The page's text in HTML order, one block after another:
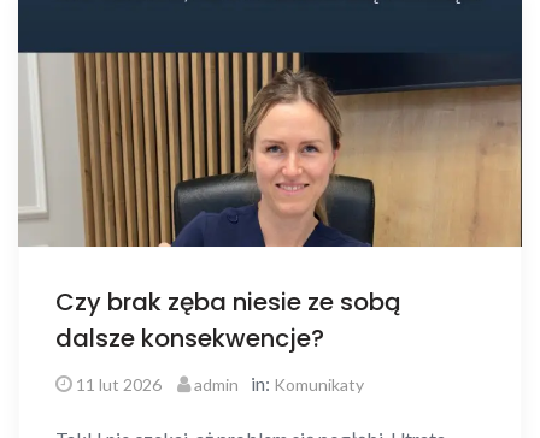
Czy brak zęba niesie ze sobą
dalsze konsekwencje?
11 lut 2026 admin in: Komunikaty